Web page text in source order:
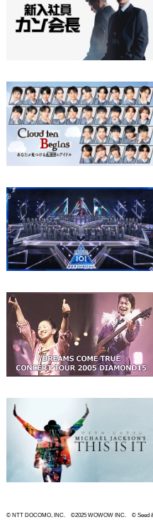
© NTT DOCOMO, INC. ©2025 WOWOW INC. © Seed